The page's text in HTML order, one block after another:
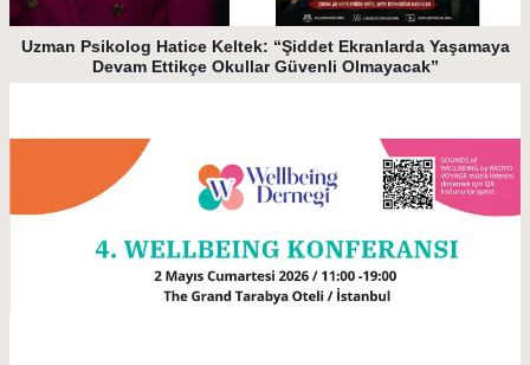
Uzman Psikolog Hatice Keltek: “Şiddet Ekranlarda Yaşamaya
Devam Ettikçe Okullar Güvenli Olmayacak”